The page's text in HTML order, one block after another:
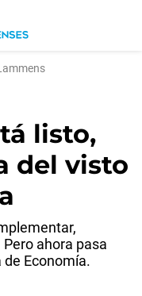
listo,
del visto
ahora pasa
Economía.